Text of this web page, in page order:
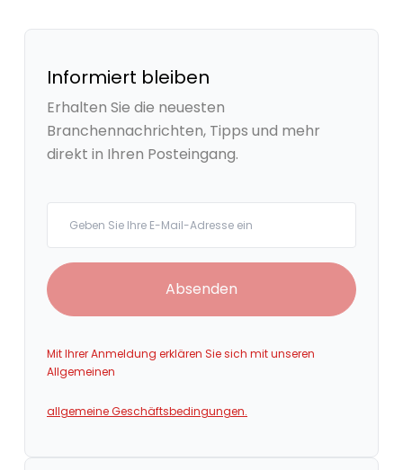
Informiert bleiben
Erhalten Sie die neuesten
Branchennachrichten, Tipps und mehr
direkt in Ihren Posteingang.
Absenden
Mit Ihrer Anmeldung erklären Sie sich mit unseren
Allgemeinen
allgemeine Geschäftsbedingungen.